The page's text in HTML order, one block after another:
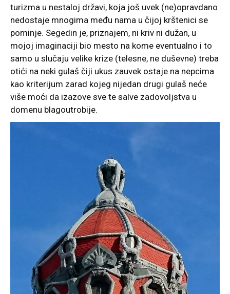
turizma u nestaloj državi, koja još uvek (ne)opravdano
nedostaje mnogima među nama u čijoj krštenici se
pominje. Segedin je, priznajem, ni kriv ni dužan, u
mojoj imaginaciji bio mesto na kome eventualno i to
samo u slučaju velike krize (telesne, ne duševne) treba
otići na neki gulaš čiji ukus zauvek ostaje na nepcima
kao kriterijum zarad kojeg nijedan drugi gulaš neće
više moći da izazove sve te salve zadovoljstva u
domenu blagoutrobije.